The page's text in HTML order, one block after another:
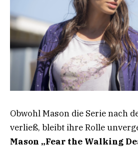
Obwohl Mason die Serie nach
verließ, bleibt ihre Rolle
Mason „Fear the Walking